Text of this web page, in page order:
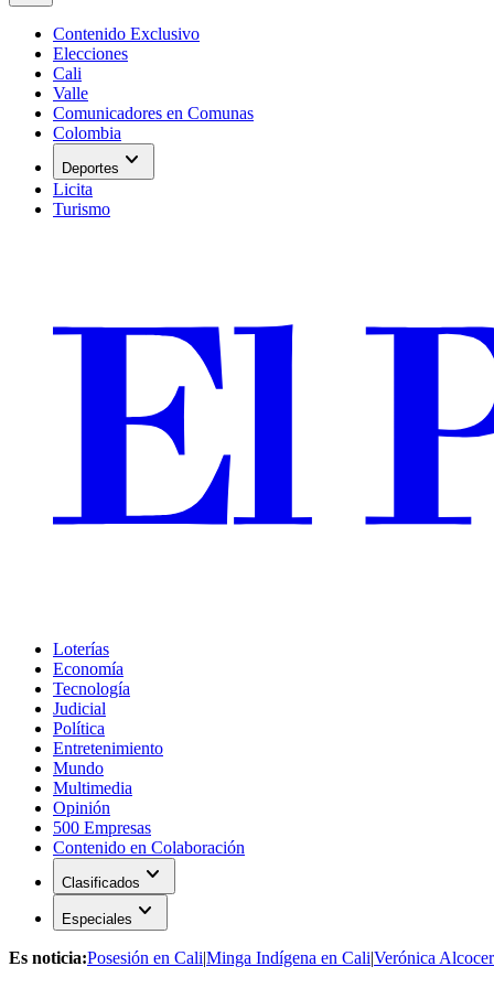
Contenido Exclusivo
Elecciones
Cali
Valle
Comunicadores en Comunas
Colombia
Deportes expand_more
Licita
Turismo
Loterías
Economía
Tecnología
Judicial
Política
Entretenimiento
Mundo
Multimedia
Opinión
500 Empresas
Contenido en Colaboración
Clasificados expand_more
Especiales expand_more
Es noticia:Posesión en Cali|Minga Indígena en Cali|Verónica Alcocer